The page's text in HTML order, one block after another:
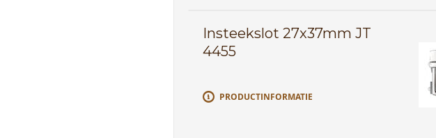
Insteekslot 27x37mm JT
4455
PRODUCTINFORMATIE